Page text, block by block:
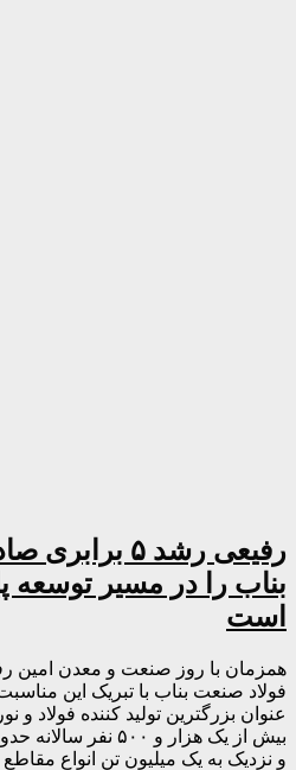
رفیعی رشد ۵
بناب را در مسیر توسعه
است
همزمان با روز صنعت و معدن امین
فولاد صنعت بناب با تبریک این
عنوان بزرگترین تولید کننده فولاد و
و نزدیک به یک میلیون تن انواع مقاطع